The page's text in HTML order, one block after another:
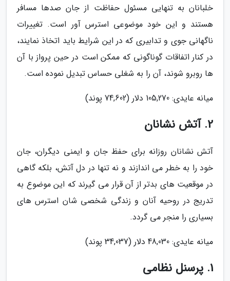
خلبانان به تنهایی مسئول حفاظت از جان صدها مسافر
هستند و این خود موضوعی استرس آور است. تغییرات
ناگهانی جوی و تدابیری که در این شرایط باید اتخاذ نمایند،
در کنار اتفاقات گوناگونی که ممکن است در حین پرواز با آن
ها روبرو شوند، آن را به شغلی حساس تبدیل نموده است.
میانه عایدی: 105,270 دلار (74,602 پوند)
2. آتش نشانان
آتش نشانان روزانه برای حفظ جان و ایمنی دیگران، جان
خود را به خطر می اندازند و نه تنها در دل آتش، بلکه گاهی
در موقعیت های بدتر از آن قرار می گیرند که این موضوع به
تدریج در روحیه آنان و زندگی شخصی شان استرس های
بسیاری را منجر می گردد.
میانه عایدی: 48,030 دلار (34,037 پوند)
1. پرسنل نظامی